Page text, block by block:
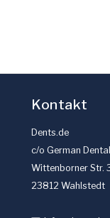
Kontakt
Dents.de
c/o German
Wittenborner Str.
23812 Wahlstedt